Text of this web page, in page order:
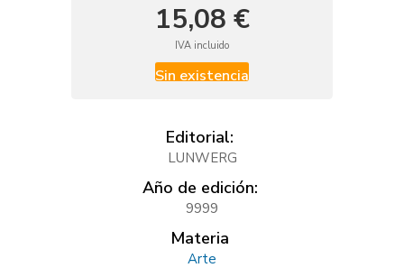
15,08 €
IVA incluido
Sin existencia
Editorial:
LUNWERG
Año de edición:
9999
Materia
Arte